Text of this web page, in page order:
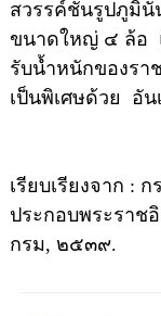
สวรรค์ชั้นรูปภูมินั่
ขนาดใหญ่ ๔ ล้อ
รับน้ำหนักของรา
เป็นพิเศษด้วย อัน
เรียบเรียงจาก : ก
ประกอบพระราช
กรม, ๒๕๓๙.